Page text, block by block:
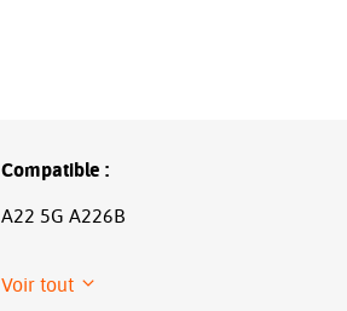
Compatible :
A22 5G A226B
Voir tout